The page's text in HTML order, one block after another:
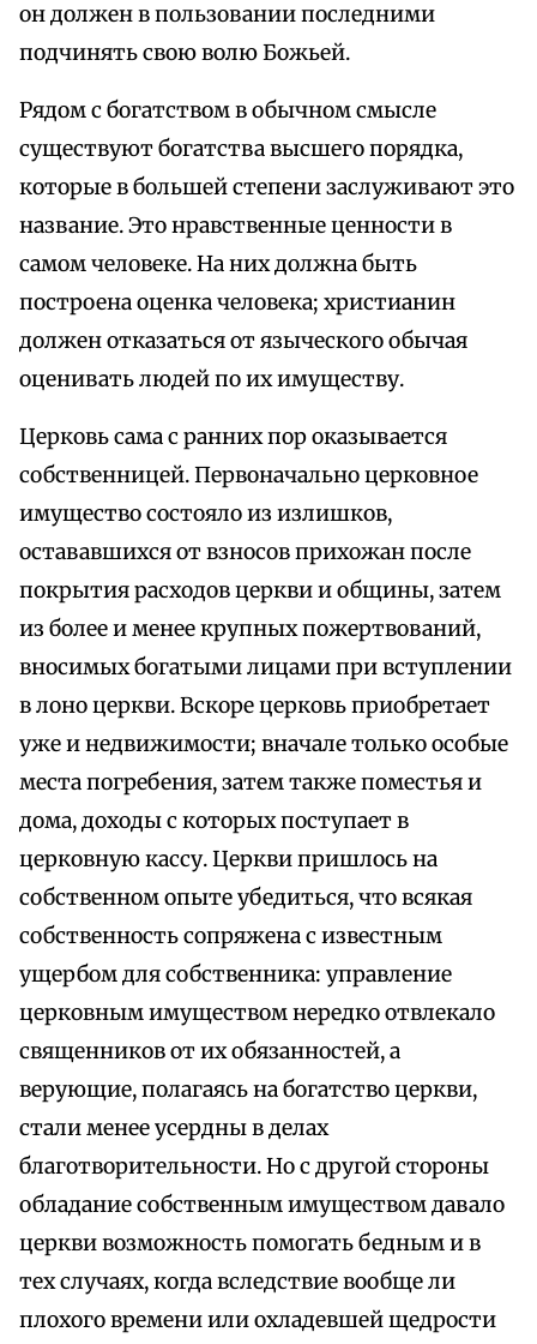
он должен в пользовании последними
подчинять свою волю Божьей.
Рядом с богатством в обычном смысле
существуют богатства высшего порядка,
которые в большей степени заслуживают это
название. Это нравственные ценности в
самом человеке. На них должна быть
построена оценка человека; христианин
должен отказаться от языческого обычая
оценивать людей по их имуществу.
Церковь сама с ранних пор оказывается
собственницей. Первоначально церковное
имущество состояло из излишков,
остававшихся от взносов прихожан после
покрытия расходов церкви и общины, затем
из более и менее крупных пожертвований,
вносимых богатыми лицами при вступлении
в лоно церкви. Вскоре церковь приобретает
уже и недвижимости; вначале только особые
места погребения, затем также поместья и
дома, доходы с которых поступает в
церковную кассу. Церкви пришлось на
собственном опыте убедиться, что всякая
собственность сопряжена с известным
ущербом для собственника: управление
церковным имуществом нередко отвлекало
священников от их обязанностей, а
верующие, полагаясь на богатство церкви,
стали менее усердны в делах
благотворительности. Но с другой стороны
обладание собственным имуществом давало
церкви возможность помогать бедным и в
тех случаях, когда вследствие вообще ли
плохого времени или охладевшей щедрости